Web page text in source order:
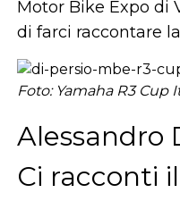
Motor Bike Expo di
di farci raccontare
Foto: Yamaha R3 Cup
Alessandro
Ci racconti